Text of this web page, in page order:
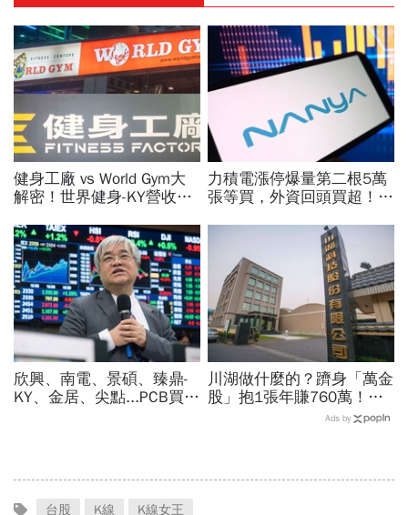
健身工廠 vs World Gym大
解密！世界健身-KY營收大
課、會籍…誰才是真正賺錢
金雞母？
力積電漲停爆量第二根5萬
張等買，外資回頭買超！華
選誰：關鍵要看這數字
欣興、南電、景碩、臻鼎-
KY、金居、尖點...PCB買誰
川湖做什麼的？躋身「萬金
股」抱1張年賺760萬！傳
產鐵工廠如何翻身「只有兩
Ads by
台股 K線 K線女王